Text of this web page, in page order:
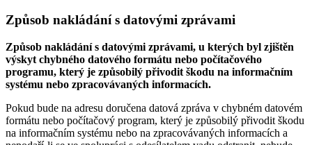
Způsob nakládání s datovými zprávami
Způsob nakládání s datovými zprávami, u kterých byl zjištěn
výskyt chybného datového formátu nebo počítačového
programu, který je způsobilý přivodit škodu na informačním
systému nebo zpracovávaných informacích.
Pokud bude na adresu doručena datová zpráva v chybném datovém
formátu nebo počítačový program, který je způsobilý přivodit škodu
na informačním systému nebo na zpracovávaných informacích a